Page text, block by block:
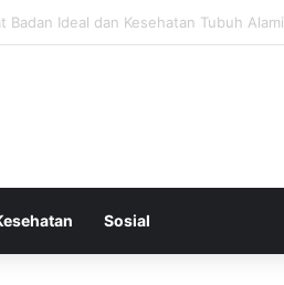
Kalori dengan Lebih Cepat
Sosial